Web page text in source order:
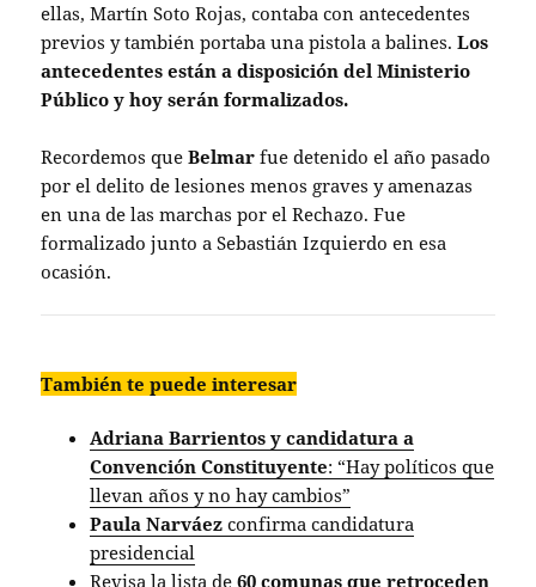
ellas, Martín Soto Rojas, contaba con antecedentes
previos y también portaba una pistola a balines.Los
antecedentes están a disposición del Ministerio
Público y hoy serán formalizados.
Recordemos queBelmar fue detenido el año pasado
por el delito de lesiones menos graves y amenazas
en una de las marchas por el Rechazo. Fue
formalizado junto a Sebastián Izquierdo en esa
ocasión.
También te puede interesar
Adriana Barrientos y candidatura a
Convención Constituyente: “Hay políticos que
llevan años y no hay cambios”
Paula Narváez confirma candidatura
presidencial
Revisa la lista de60 comunas que retroceden